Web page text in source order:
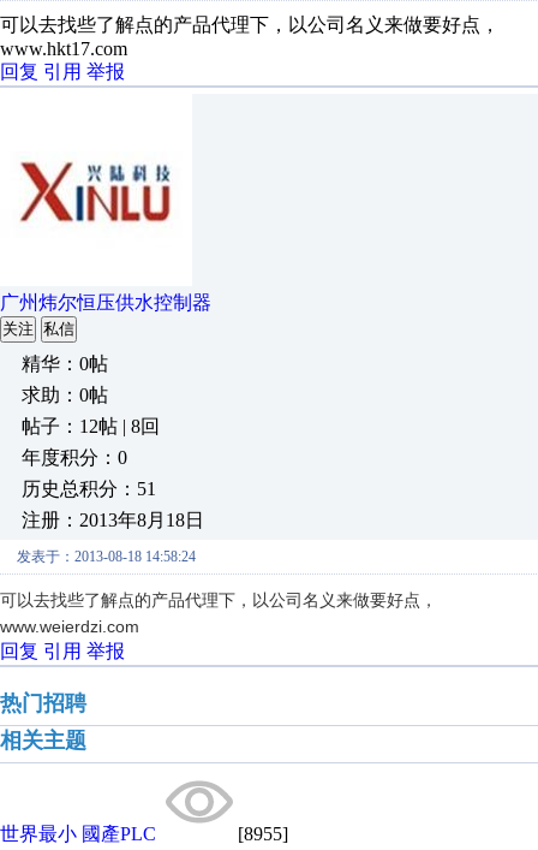
可以去找些了解点的产品代理下，以公司名义来做要好点，
www.hkt17.com
回复 引用 举报
广州炜尔恒压供水控制器
关注 私信
精华：0帖
求助：0帖
帖子：12帖 | 8回
年度积分：0
历史总积分：51
注册：2013年8月18日
发表于：2013-08-18 14:58:24
可以去找些了解点的产品代理下，以公司名义来做要好点，
www.weierdzi.com
回复 引用 举报
热门招聘
相关主题
世界最小 國產PLC [8955]